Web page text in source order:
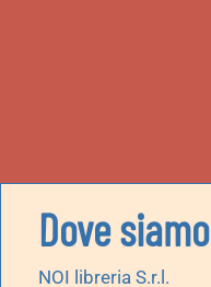
Dove siamo
NOI libreria S.r.l.